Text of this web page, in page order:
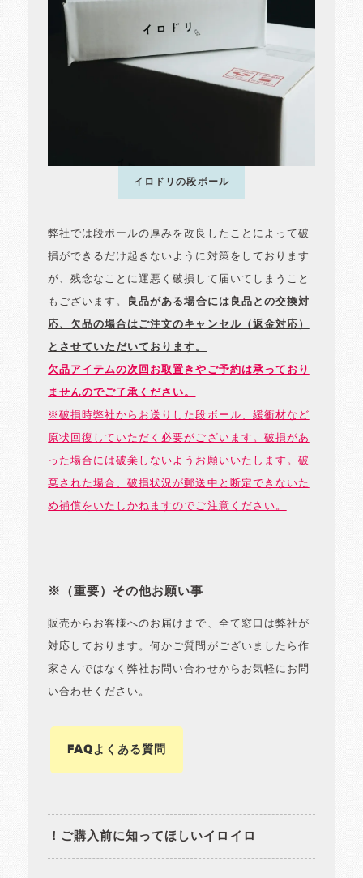
イロドリの段ボール
弊社では段ボールの厚みを改良したことによって破
損ができるだけ起きないように対策をしております
が、残念なことに運悪く破損して届いてしまうこと
もございます。 良品がある場合には良品との交換対
応、欠品の場合はご注文のキャンセル（返金対応）
とさせていただいております。
欠品アイテムの次回お取置きやご予約は承っており
ませんのでご了承ください。
※破損時弊社からお送りした段ボール、緩衝材など
原状回復していただく必要がございます。破損があ
った場合には破棄しないようお願いいたします。破
棄された場合、破損状況が郵送中と断定できないた
め補償をいたしかねますのでご注意ください。
※（重要）その他お願い事
販売からお客様へのお届けまで、全て窓口は弊社が
対応しております。何かご質問がございましたら作
家さんではなく弊社お問い合わせからお気軽にお問
い合わせください。
FAQよくある質問
！ご購入前に知ってほしいイロイロ